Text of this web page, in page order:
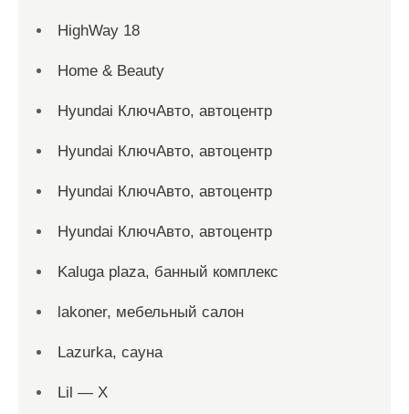
HighWay 18
Home & Beauty
Hyundai КлючАвто, автоцентр
Hyundai КлючАвто, автоцентр
Hyundai КлючАвто, автоцентр
Hyundai КлючАвто, автоцентр
Kaluga plaza, банный комплекс
lakoner, мебельный салон
Lazurka, сауна
Lil — X